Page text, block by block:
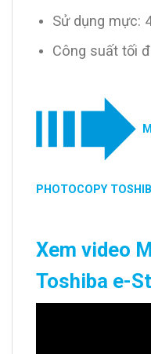
Sử dụng mực:
Công suất tối
PHOTOCOPY
Xem video
Toshiba e-